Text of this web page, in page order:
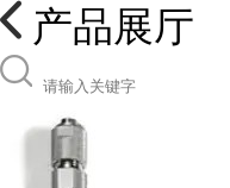
产品展厅